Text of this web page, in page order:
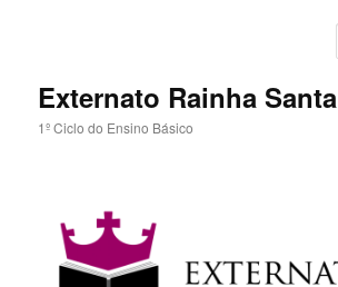
Externato Rainha Santa
1º Ciclo do Ensino Básico